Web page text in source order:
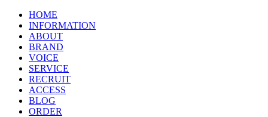
HOME
INFORMATION
ABOUT
BRAND
VOICE
SERVICE
RECRUIT
ACCESS
BLOG
ORDER